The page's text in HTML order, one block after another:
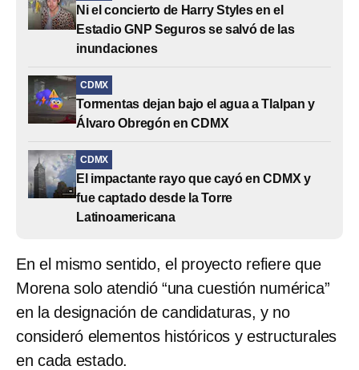
Ni el concierto de Harry Styles en el
Estadio GNP Seguros se salvó de las
inundaciones
CDMX
Tormentas dejan bajo el agua a Tlalpan y
Álvaro Obregón en CDMX
CDMX
El impactante rayo que cayó en CDMX y
fue captado desde la Torre
Latinoamericana
En el mismo sentido, el proyecto refiere que
Morena solo atendió “una cuestión numérica”
en la designación de candidaturas, y no
consideró elementos históricos y estructurales
en cada estado.